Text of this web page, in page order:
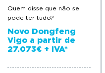
Quem disse que não se
pode ter tudo?
Novo Dongfeng
Vigo a partir de
27.073€ + IVA*